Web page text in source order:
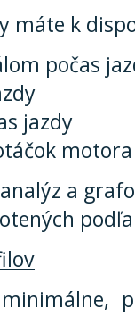
máte k
počas
jazdy
a